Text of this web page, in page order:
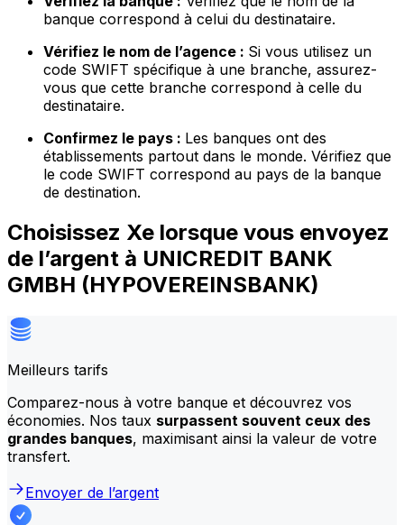
banque correspond à celui du destinataire.
Vérifiez le nom de l’agence : Si vous utilisez un
code SWIFT spécifique à une branche, assurez-
vous que cette branche correspond à celle du
destinataire.
Confirmez le pays : Les banques ont des
établissements partout dans le monde. Vérifiez que
le code SWIFT correspond au pays de la banque
de destination.
Choisissez Xe lorsque vous envoyez
de l’argent à UNICREDIT BANK
GMBH (HYPOVEREINSBANK)
Meilleurs tarifs
Comparez-nous à votre banque et découvrez vos
économies. Nos taux surpassent souvent ceux des
grandes banques, maximisant ainsi la valeur de votre
transfert.
Envoyer de l’argent